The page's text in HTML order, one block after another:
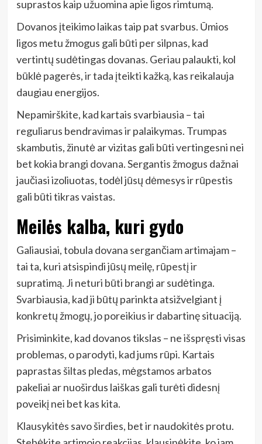
suprastos kaip užuomina apie ligos rimtumą.
Dovanos įteikimo laikas taip pat svarbus. Ūmios
ligos metu žmogus gali būti per silpnas, kad
vertintų sudėtingas dovanas. Geriau palaukti, kol
būklė pagerės, ir tada įteikti kažką, kas reikalauja
daugiau energijos.
Nepamirškite, kad kartais svarbiausia – tai
reguliarus bendravimas ir palaikymas. Trumpas
skambutis, žinutė ar vizitas gali būti vertingesni nei
bet kokia brangi dovana. Sergantis žmogus dažnai
jaučiasi izoliuotas, todėl jūsų dėmesys ir rūpestis
gali būti tikras vaistas.
Meilės kalba, kuri gydo
Galiausiai, tobula dovana sergančiam artimajam –
tai ta, kuri atsispindi jūsų meilę, rūpestį ir
supratimą. Ji neturi būti brangi ar sudėtinga.
Svarbiausia, kad ji būtų parinkta atsižvelgiant į
konkretų žmogų, jo poreikius ir dabartinę situaciją.
Prisiminkite, kad dovanos tikslas – ne išspręsti visas
problemas, o parodyti, kad jums rūpi. Kartais
paprastas šiltas pledas, mėgstamos arbatos
pakeliai ar nuoširdus laiškas gali turėti didesnį
poveikį nei bet kas kita.
Klausykitės savo širdies, bet ir naudokitės protu.